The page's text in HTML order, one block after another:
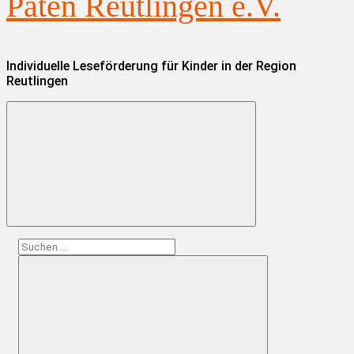
Individuelle Leseförderung für Kinder in der Region
Reutlingen
Suchen
nach: